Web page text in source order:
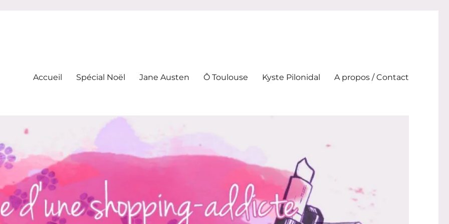
Accueil Spécial Noël Jane Austen Ô Toulouse Kyste Pilonidal A propos / Contact